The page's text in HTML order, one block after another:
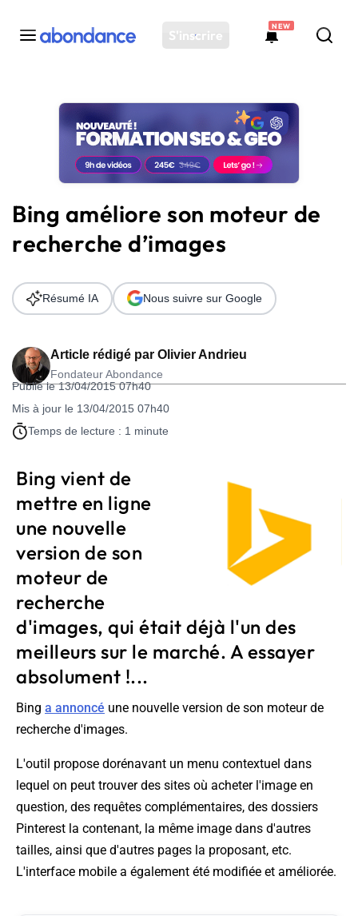
S'inscrire
NEW
Toutes les actus
Actus SEO
Plateforme
Solutions
Ressources
Audit SEO
Bing améliore son moteur de
recherche d’images
Article rédigé par Olivier Andrieu
Fondateur Abondance
Publié le 13/04/2015 07h40
Mis à jour le 13/04/2015 07h40
Temps de lecture : 1 minute
Résumé IA Nous suivre sur Google
Bing vient de
mettre en ligne
une nouvelle
version de son
moteur de
recherche
d'images, qui était déjà l'un des
meilleurs sur le marché. A essayer
absolument !...
Bing a annoncé une nouvelle version de son moteur de
recherche d'images.
L'outil propose dorénavant un menu contextuel dans
lequel on peut trouver des sites où acheter l'image en
question, des requêtes complémentaires, des dossiers
Pinterest la contenant, la même image dans d'autres
tailles, ainsi que d'autres pages la proposant, etc.
L'interface mobile a également été modifiée et améliorée.